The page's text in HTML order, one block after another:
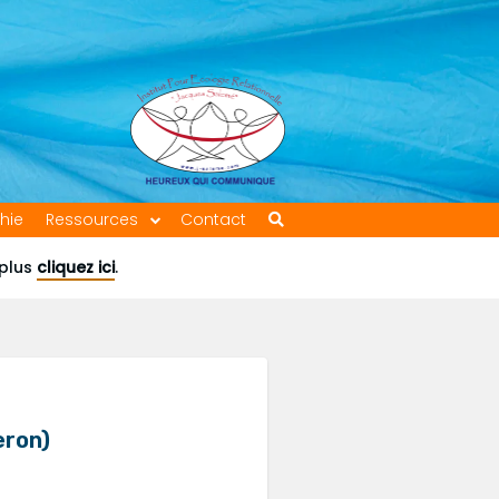
Ressources Contact
cliquez ici.